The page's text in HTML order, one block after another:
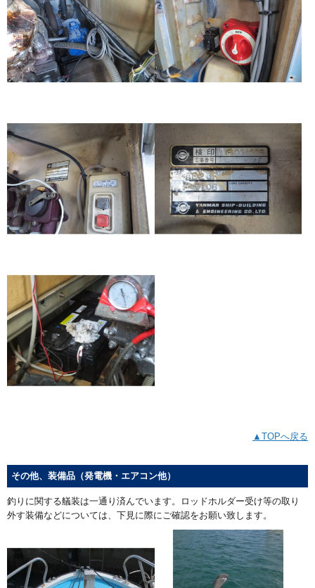
▲TOPへ戻る
その他、装備品（発電機・エアコン他）
釣りに関する艤装は一通り済んでいます。ロッドホルダー受け等の取り
外す装備などについては、下見に際にご確認をお願い致します。